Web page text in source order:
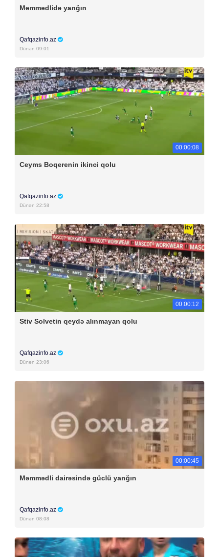
Məmmədlidə yanğın
Qafqazinfo.az
Dünən 09:01
00:00:08
Ceyms Boqerenin ikinci qolu
Qafqazinfo.az
Dünən 22:58
00:00:12
Stiv Solvetin qeydə alınmayan qolu
Qafqazinfo.az
Dünən 23:06
00:00:45
Məmmədli dairəsində güclü yanğın
Qafqazinfo.az
Dünən 08:08